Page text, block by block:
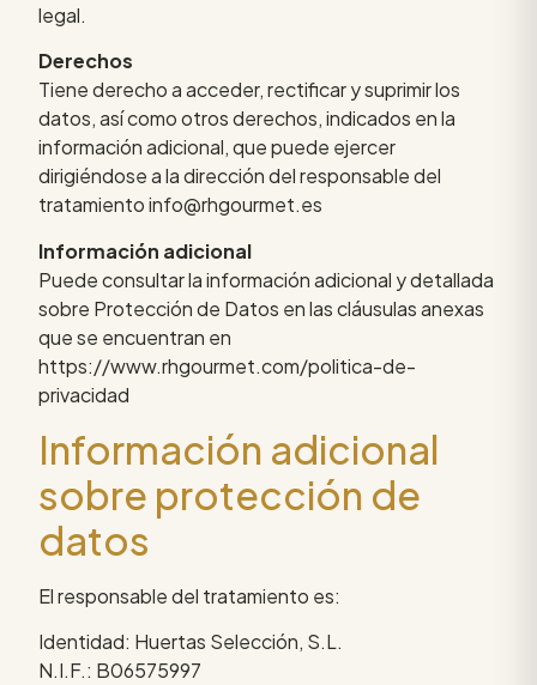
legal.
Derechos
Tiene derecho a acceder, rectificar y suprimir los
datos, así como otros derechos, indicados en la
información adicional, que puede ejercer
dirigiéndose a la dirección del responsable del
tratamiento info@rhgourmet.es
Información adicional
Puede consultar la información adicional y detallada
sobre Protección de Datos en las cláusulas anexas
que se encuentran en
https://www.rhgourmet.com/politica-de-
privacidad
Información adicional
sobre protección de
datos
El responsable del tratamiento es:
Identidad: Huertas Selección, S.L.
N.I.F.: B06575997